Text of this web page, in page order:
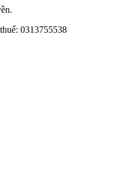
0313755538